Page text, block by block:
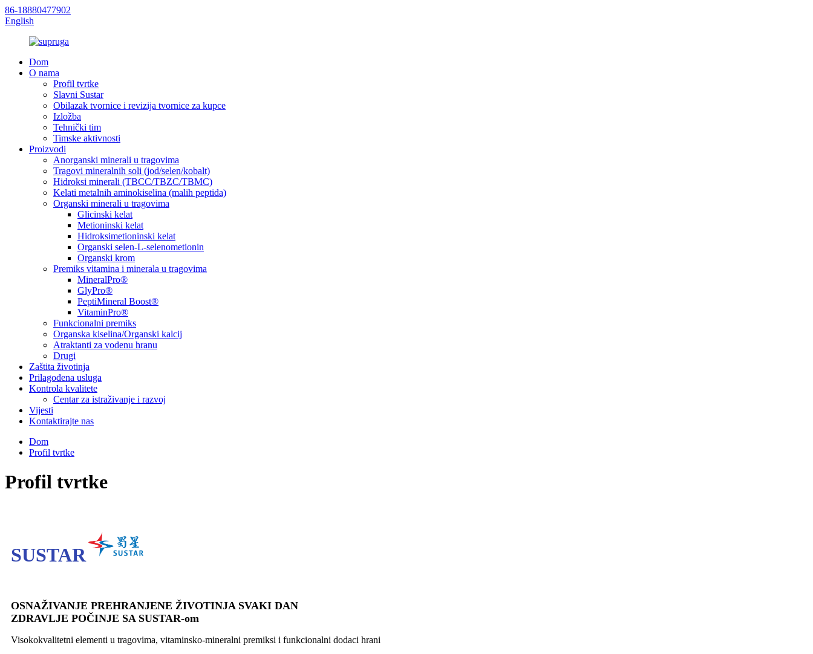
86-18880477902
English
Dom
O nama
Profil tvrtke
Slavni Sustar
Obilazak tvornice i revizija tvornice za kupce
Izložba
Tehnički tim
Timske aktivnosti
Proizvodi
Anorganski minerali u tragovima
Tragovi mineralnih soli (jod/selen/kobalt)
Hidroksi minerali (TBCC/TBZC/TBMC)
Kelati metalnih aminokiselina (malih peptida)
Organski minerali u tragovima
Glicinski kelat
Metioninski kelat
Hidroksimetioninski kelat
Organski selen-L-selenometionin
Organski krom
Premiks vitamina i minerala u tragovima
MineralPro®
GlyPro®
PeptiMineral Boost®
VitaminPro®
Funkcionalni premiks
Organska kiselina/Organski kalcij
Atraktanti za vodenu hranu
Drugi
Zaštita životinja
Prilagođena usluga
Kontrola kvalitete
Centar za istraživanje i razvoj
Vijesti
Kontaktirajte nas
Dom
Profil tvrtke
Profil tvrtke
SUSTAR
OSNAŽIVANJE PREHRANJENE ŽIVOTINJA SVAKI DAN
ZDRAVLJE POČINJE SA SUSTAR-om
Visokokvalitetni elementi u tragovima, vitaminsko-mineralni premiksi i funkcionalni dodaci hrani